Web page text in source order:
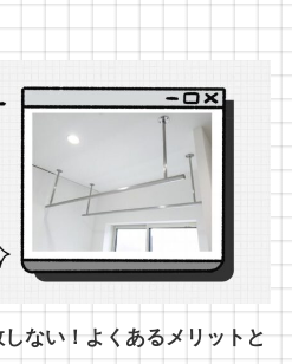
ない！よくあるメリットと